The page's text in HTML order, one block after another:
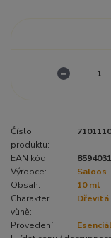
Číslo
produktu:
EAN kód:
Výrobce:
Saloos
Obsah:
10 ml
Charakter
vůně:
Dřevitá
Provedení: